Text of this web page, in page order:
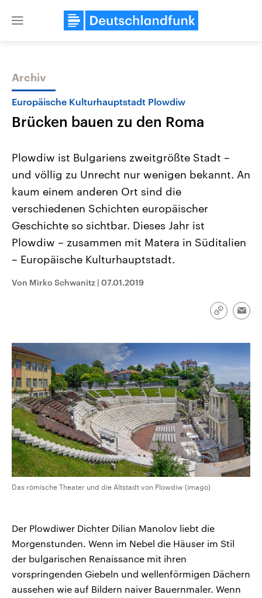
Close
Themen
Landtagswahl Sachsen-Anhalt
2026
Alle Informationen
Sachsen-Anhalt wählt am 6.
September 2026 einen neuen
Bundesland von einer Koalition aus
Umfragen, Prognosen,
Wahlprogramme, aktuelle Berichte
USA
Aktuelle Beiträge,
Hintergründe
Wirtschaftlich und
gehören die Vereinigten
mit großem Einfluss auf
Archiv
Europäische Kulturhauptstadt Plowdiw
Brücken bauen zu den Roma
Plowdiw ist Bulgariens zweitgrößte Stadt –
und völlig zu Unrecht nur wenigen bekannt. An
kaum einem anderen Ort sind die
verschiedenen Schichten europäischer
Geschichte so sichtbar. Dieses Jahr ist
Plowdiw – zusammen mit Matera in Süditalien
– Europäische Kulturhauptstadt.
Von Mirko Schwanitz | 07.01.2019
Link
Das römische Theater und die Altstadt von Plowdiw (imago)
Der Plowdiwer Dichter Dilian Manolov liebt die
Morgenstunden. Wenn im Nebel die Häuser im Stil
der bulgarischen Renaissance mit ihren
vorspringenden Giebeln und wellenförmigen Dächern
aussehen wie auf Bildern naiver Bauernmaler. Wenn